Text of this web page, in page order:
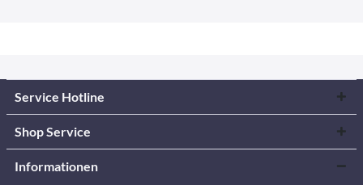
Service Hotline
Shop Service
Informationen